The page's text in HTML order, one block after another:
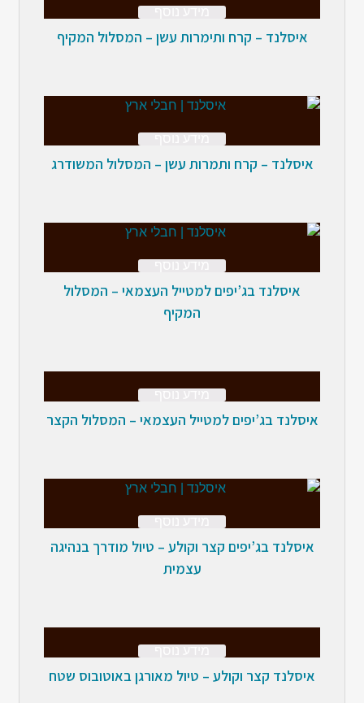
איסלנד – קרח ותימרות עשן – המסלול המקיף
איסלנד – קרח ותמרות עשן – המסלול המשודרג
איסלנד בג’יפים למטייל העצמאי – המסלול
המקיף
איסלנד בג’יפים למטייל העצמאי – המסלול הקצר
איסלנד בג’יפים קצר וקולע – טיול מודרך בנהיגה
עצמית
איסלנד קצר וקולע – טיול מאורגן באוטובוס שטח